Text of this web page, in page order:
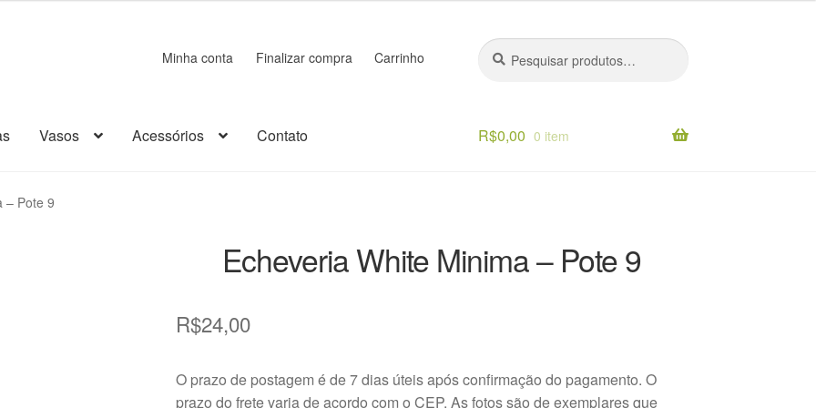
Minha conta Finalizar compra Carrinho
Pesquisar
por:
Pesquisar
Vasos Acessórios Contato
Cerâmica
SuculentasVasos
R$0,00 0 item
– Pote 9
Echeveria White Minima – Pote 9
R$24,00
O prazo de postagem é de 7 dias úteis após confirmação do pagamento. O
prazo do frete varia de acordo com o CEP. As fotos são de exemplares que